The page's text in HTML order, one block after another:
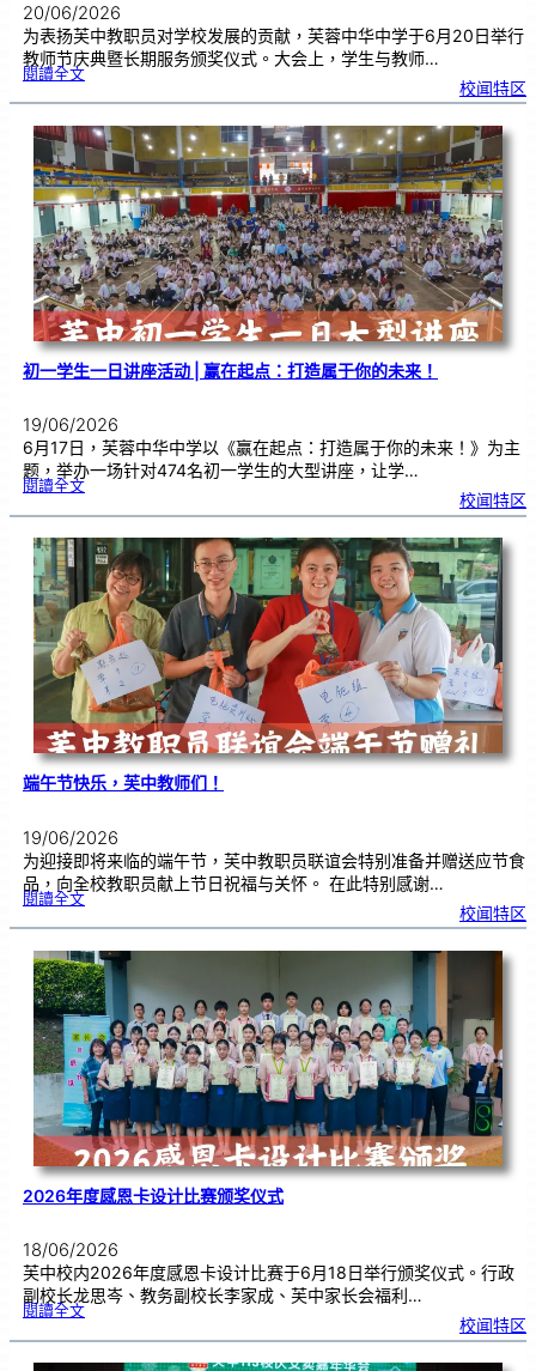
20/06/2026
为表扬芙中教职员对学校发展的贡献，芙蓉中华中学于6月20日举行
教师节庆典暨长期服务颁奖仪式。大会上，学生与教师…
閱讀全文:以
引
育
梦
为
林
芙
中
教
师
节
庆
典
暨
长
期
服
务
颁
奖
仪
式
校闻特区
初一学生一日讲座活动 | 赢在起点：打造属于你的未来！
19/06/2026
6月17日，芙蓉中华中学以《赢在起点：打造属于你的未来！》为主
题，举办一场针对474名初一学生的大型讲座，让学…
閱讀全文:初
生
日
讲
座
活
动
赢
在
起
点
：
打
造
属
于
你
的
未
来
！
校闻特区
端午节快乐，芙中教师们！
19/06/2026
为迎接即将来临的端午节，芙中教职员联谊会特别准备并赠送应节食
品，向全校教职员献上节日祝福与关怀。 在此特别感谢…
閱讀全文:端
快
，
芙
中
教
师
们
！
校闻特区
2026年度感恩卡设计比赛颁奖仪式
18/06/2026
芙中校内2026年度感恩卡设计比赛于6月18日举行颁奖仪式。行政
副校长龙思岑、教务副校长李家成、芙中家长会福利…
閱讀全文:2
6
度
校闻特区